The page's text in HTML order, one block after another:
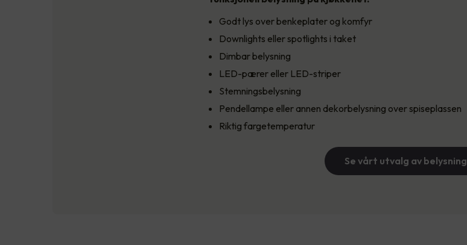
Godt lys over benkeplater og komfyr
Downlights eller spotlights i taket
Dimbar belysning
LED-pærer eller LED-striper
Stemningsbelysning
Pendellampe eller annen dekorbelysning over spiseplassen
Riktig fargetemperatur
Se vårt utvalg av belysning